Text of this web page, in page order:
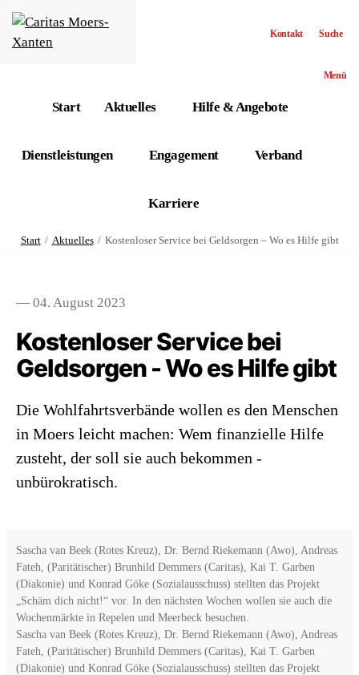
Menü
Start Aktuelles Hilfe & Angebote
Dienstleistungen Engagement Verband
Karriere
Kontakt Suche
Start Aktuelles Kostenloser Service bei Geldsorgen – Wo es Hilfe gibt
— 04. August 2023
Kostenloser Service bei
Geldsorgen - Wo es Hilfe gibt
Die Wohlfahrtsverbände wollen es den Menschen
in Moers leicht machen: Wem finanzielle Hilfe
zusteht, der soll sie auch bekommen -
unbürokratisch.
Sascha van Beek (Rotes Kreuz), Dr. Bernd Riekemann (Awo), Andreas
Fateh, (Paritätischer) Brunhild Demmers (Caritas), Kai T. Garben
(Diakonie) und Konrad Göke (Sozialausschuss) stellten das Projekt
„Schäm dich nicht!“ vor. In den nächsten Wochen wollen sie auch die
Wochenmärkte in Repelen und Meerbeck besuchen.
Sascha van Beek (Rotes Kreuz), Dr. Bernd Riekemann (Awo), Andreas
Fateh, (Paritätischer) Brunhild Demmers (Caritas), Kai T. Garben
(Diakonie) und Konrad Göke (Sozialausschuss) stellten das Projekt